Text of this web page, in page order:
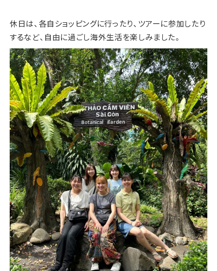
休日は、各自ショッピングに行ったり、ツアーに参加したり
するなど、自由に過ごし海外生活を楽しみました。